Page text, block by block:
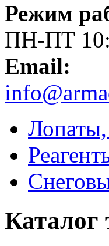
Режим
ПН-ПТ
Email:
Каталог